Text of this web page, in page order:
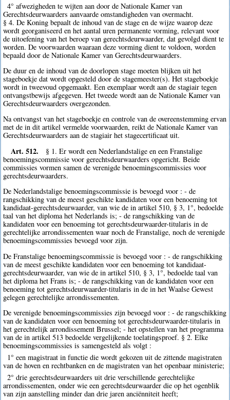
4° afwezigheden te wijten aan door de Nationale Kamer van
Gerechtsdeurwaarders aanvaarde omstandigheden van overmacht.
§ 4. De Koning bepaalt de inhoud van de stage en de wijze waarop deze
wordt georganiseerd en het aantal uren permanente vorming, relevant voor
de uitoefening van het beroep van gerechtsdeurwaarder, dat gevolgd dient te
worden. De voorwaarden waaraan deze vorming dient te voldoen, worden
bepaald door de Nationale Kamer van Gerechtsdeurwaarders.
De duur en de inhoud van de doorlopen stage moeten blijken uit het
stageboekje dat wordt opgesteld door de stagemeester(s). Het stageboekje
wordt in tweevoud opgemaakt. Een exemplaar wordt aan de stagiair tegen
ontvangstbewijs afgegeven. Het tweede wordt aan de Nationale Kamer van
Gerechtsdeurwaarders overgezonden.
Na ontvangst van het stageboekje en controle van de overeenstemming ervan
met de in dit artikel vermelde voorwaarden, reikt de Nationale Kamer van
Gerechtsdeurwaarders aan de stagiair het stagecertificaat uit.
Art. 512.
§ 1. Er wordt een Nederlandstalige en een Franstalige
benoemingscommissie voor gerechtsdeurwaarders opgericht. Beide
commissies vormen samen de verenigde benoemingscommissies voor
gerechtsdeurwaarders.
De Nederlandstalige benoemingscommissie is bevoegd voor : - de
rangschikking van de meest geschikte kandidaten voor een benoeming tot
kandidaat-gerechtsdeurwaarder, van wie de in artikel 510, § 3, 1°, bedoelde
taal van het diploma het Nederlands is; - de rangschikking van de
kandidaten voor een benoeming tot gerechtsdeurwaarder-titularis in de
gerechtelijke arrondissementen waar noch de Franstalige, noch de verenigde
benoemingscommissies bevoegd voor zijn.
De Franstalige benoemingscommissie is bevoegd voor : - de rangschikking
van de meest geschikte kandidaten voor een benoeming tot kandidaat-
gerechtsdeurwaarder, van wie de in artikel 510, § 3, 1°, bedoelde taal van
het diploma het Frans is; - de rangschikking van de kandidaten voor een
benoeming tot gerechtsdeurwaarder-titularis in de in het Waalse Gewest
gelegen gerechtelijke arrondissementen.
De verenigde benoemingscommissies zijn bevoegd voor : - de rangschikking
van de kandidaten voor een benoeming tot gerechtsdeurwaarder-titularis in
het gerechtelijk arrondissement Brussel; - het opstellen van het programma
van de in artikel 513 bedoelde vergelijkende toelatingsproef. § 2. Elke
benoemingscommissies is samengesteld als volgt :
1° een magistraat in functie die wordt gekozen uit de zittende magistraten
van de hoven en rechtbanken en de magistraten van het openbaar ministerie;
2° drie gerechtsdeurwaarders uit drie verschillende gerechtelijke
arrondissementen, onder wie een gerechtsdeurwaarder die op het ogenblik
van zijn aanstelling minder dan drie jaren anciënniteit heeft;